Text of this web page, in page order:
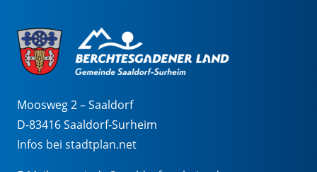
Moosweg 2 – Saaldorf
D-83416 Saaldorf-Surheim
Infos bei stadtplan.net